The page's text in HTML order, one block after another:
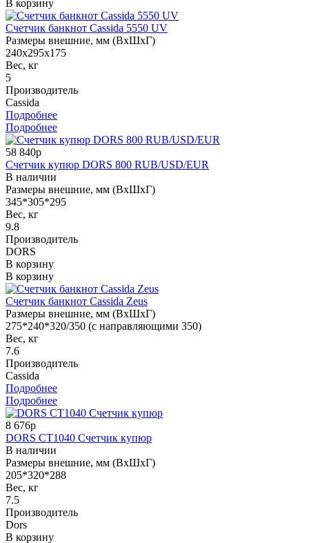
В корзину
Счетчик банкнот Cassida 5550 UV
Размеры внешние, мм (ВхШхГ)
240x295x175
Вес, кг
5
Производитель
Cassida
Подробнее
Подробнее
58 840р
Счетчик купюр DORS 800 RUB/USD/EUR
В наличии
Размеры внешние, мм (ВхШхГ)
345*305*295
Вес, кг
9.8
Производитель
DORS
В корзину
В корзину
Счетчик банкнот Cassida Zeus
Размеры внешние, мм (ВхШхГ)
275*240*320/350 (с направляющими 350)
Вес, кг
7.6
Производитель
Cassida
Подробнее
Подробнее
8 676р
DORS CT1040 Счетчик купюр
В наличии
Размеры внешние, мм (ВхШхГ)
205*320*288
Вес, кг
7.5
Производитель
Dors
В корзину